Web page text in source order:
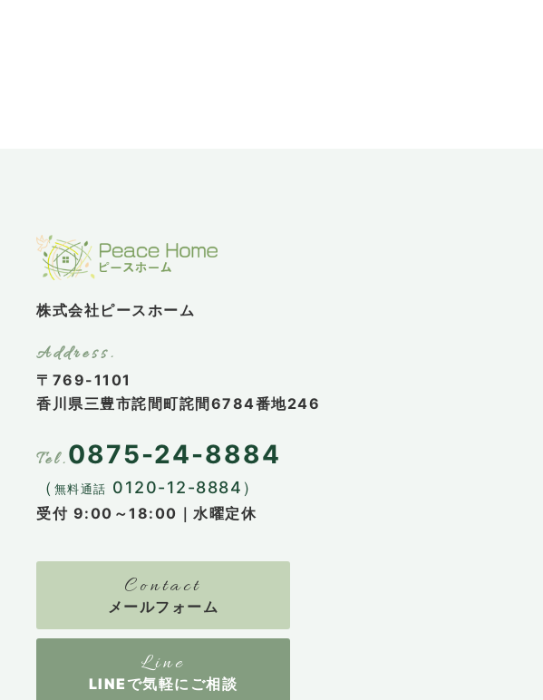
株式会社ピースホーム
〒769-1101
香川県三豊市詫間町詫間6784番地246
0875-24-8884
（ 無料通話 0120-12-8884）
受付 9:00～18:00｜水曜定休
メールフォーム
LINEで気軽にご相談